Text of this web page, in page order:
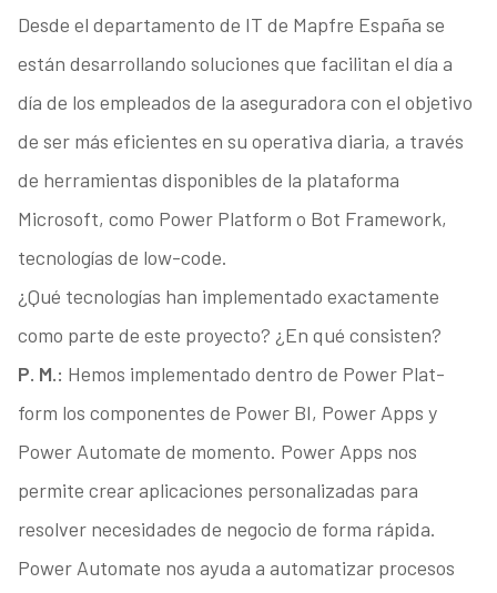
Desde el departamento de IT de Mapfre España se
están desarrollando soluciones que facilitan el día a
día de los empleados de la aseguradora con el objetivo
de ser más eficientes en su operativa diaria, a través
de herramientas disponibles de la plataforma
Microsoft, como Power Platform o Bot Framework,
tecnologías de low-code.
¿Qué tecnologías han implementado exactamente
como parte de este proyecto? ¿En qué consisten?
P. M.: Hemos implementado dentro de Power Plat-
form los componentes de Power BI, Power Apps y
Power Automate de momento. Power Apps nos
permite crear aplicaciones personalizadas para
resolver necesidades de negocio de forma rápida.
Power Automate nos ayuda a automatizar procesos